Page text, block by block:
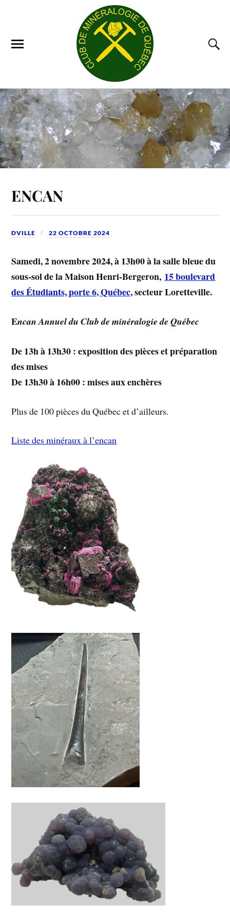
ENCAN
DVILLE 22 OCTOBRE 2024
Samedi, 2 novembre 2024, à 13h00 à la salle bleue du
sous-sol de la Maison Henri-Bergeron, 15 boulevard
des Étudiants, porte 6, Québec,secteur Loretteville.
Encan Annuel du Club de minéralogie de Québec
De 13h à 13h30 : exposition des pièces et préparation
des mises
De 13h30 à 16h00 : mises aux enchères
Plus de 100 pièces du Québec et d’ailleurs.
Liste des minéraux à l’encan